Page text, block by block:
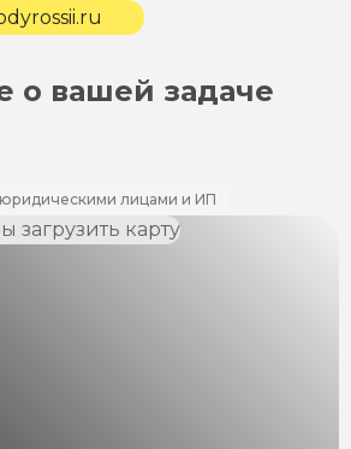
о вашей задаче
юридическими лицами и ИП
карту